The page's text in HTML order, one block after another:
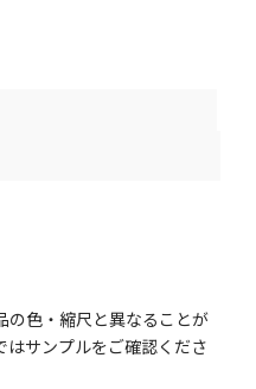
色・縮尺と異なることが
はサンプルをご確認くださ